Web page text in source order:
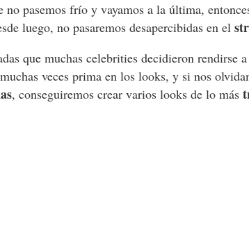
no pasemos frío y vayamos a la última,
luego, no pasaremos desapercibidas en el
que muchas celebrities decidieron rendirse
veces prima en los looks, y si nos
, conseguiremos crear varios looks de lo más